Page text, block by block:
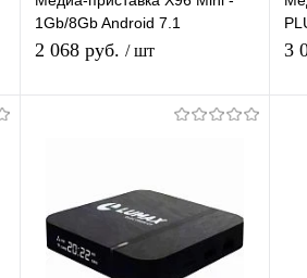
1Gb/8Gb Android 7.1
Медиаплеер Smart tv IPTV
2 068 руб. / шт
клик
сравнению
В избранное
Недоступно
3